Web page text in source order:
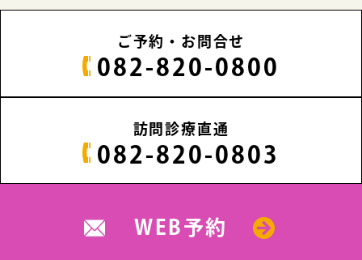
ご予約・お問合せ
082-820-0800
訪問診療直通
082-820-0803
WEB予約